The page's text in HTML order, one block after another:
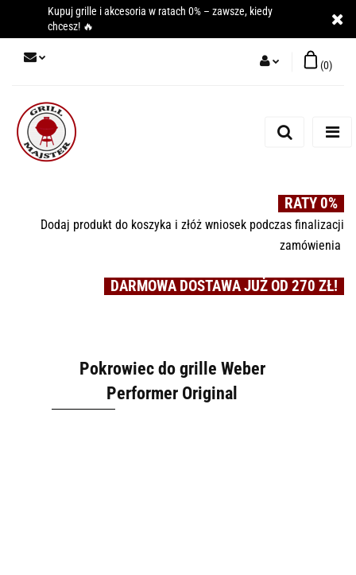
Kupuj grille i akcesoria w ratach 0% – zawsze, kiedy
chcesz! 🔥
Zarejestruj się
(0)
RATY 0%
Dodaj produkt do koszyka i złóż wniosek podczas finalizacji
zamówienia
DARMOWA DOSTAWA JUŻ OD 270 ZŁ!
Pokrowiec do grille Weber
Performer Original